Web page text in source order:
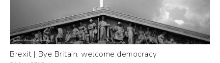
Brexit | Bye Britain, welcome democracy